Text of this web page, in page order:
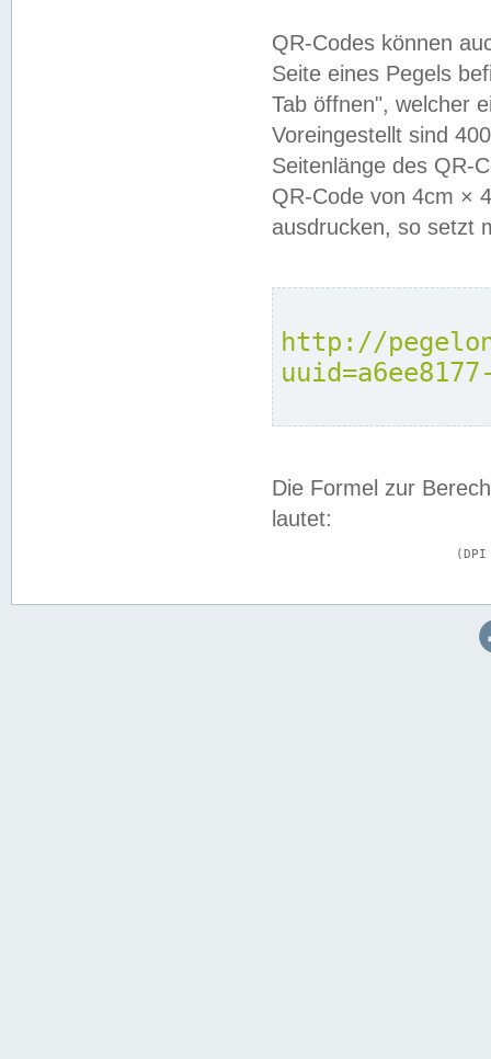
QR-Codes können
Seite eines Pegels
Tab öffnen", welcher
Voreingestellt sind
Seitenlänge des QR-
QR-Code von 4cm ×
ausdrucken, so setzt
http://
Die Formel zur
lautet: